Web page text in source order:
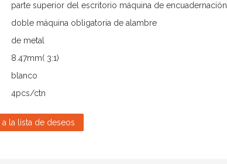
parte superior del escritorio máquina de encuadernación
doble máquina obligatoria de alambre
de metal
8.47mm( 3:1)
blanco
4pcs/ctn
a la lista de deseos